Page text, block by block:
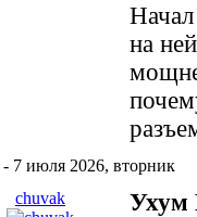
на
- 7 июля 2026, вторник
chuvak
Ухум